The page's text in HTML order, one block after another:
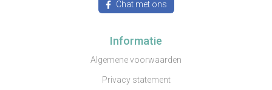
Chat met ons
Informatie
Algemene voorwaarden
Privacy statement